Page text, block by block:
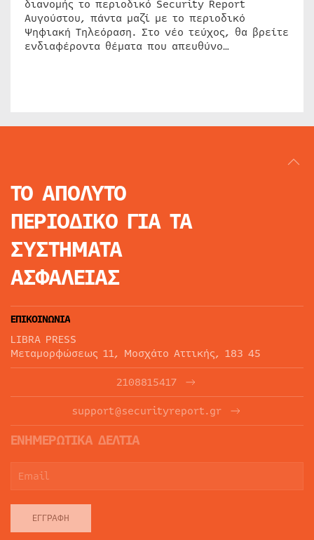
διανομής το περιοδικό Security Report
Αυγούστου, πάντα μαζί με το περιοδικό
Ψηφιακή Τηλεόραση. Στο νέο τεύχος, θα βρείτε
ενδιαφέροντα θέματα που απευθύνο…
ΤΟ ΑΠΟΛΥΤΟ
ΠΕΡΙΟΔΙΚΟ ΓΙΑ ΤΑ
ΣΥΣΤΗΜΑΤΑ
ΑΣΦΑΛΕΙΑΣ
ΕΠΙΚΟΙΝΩΝΙΑ
LIBRA PRESS
Μεταμορφώσεως 11, Μοσχάτο Αττικής, 183 45
2108815417
support@securityreport.gr
ΕΝΗΜΕΡΩΤΙΚΑ ΔΕΛΤΙΑ
ΕΓΓΡΑΦΉ